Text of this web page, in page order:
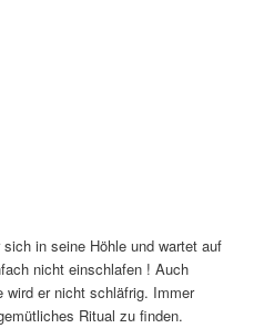
in seine Höhle und wartet auf
nicht einschlafen ! Auch
wird er nicht schläfrig. Immer
Ritual zu finden.